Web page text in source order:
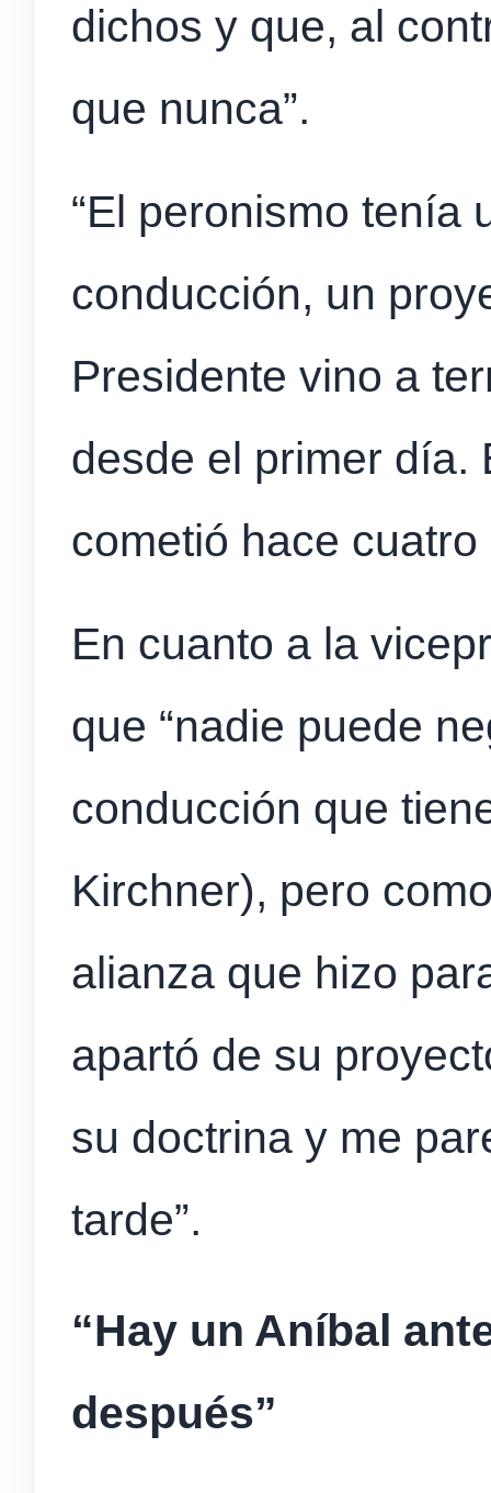
dichos y que, al
que nunca”.
“El peronismo tenía
conducción, un
Presidente vino a
desde el primer día.
cometió hace cuatro
En cuanto a la
que “nadie puede
conducción que
Kirchner), pero
alianza que hizo
apartó de su
su doctrina y me
tarde”.
“Hay un Aníbal
después”